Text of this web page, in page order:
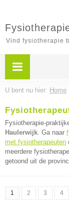
Vind fysiotherapie
U bent nu hier: Home
Fysiotherapie-
Haulerwijk. Ga naar
met fysiotherapeuten
meerdere
getoond uit de
1 2 3 4